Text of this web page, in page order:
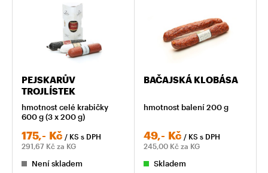
PEJSKARŮV
TROJLÍSTEK
hmotnost celé krabičky
600 g (3 x 200 g)
175,- Kč / KS s DPH
291,67 Kč za KG
Není skladem
BAČAJSKÁ KLOBÁSA
hmotnost balení 200 g
49,- Kč / KS s DPH
245,00 Kč za KG
Skladem